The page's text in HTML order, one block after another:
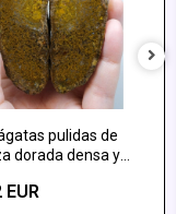
pulidas de
dorada densa y
EUR